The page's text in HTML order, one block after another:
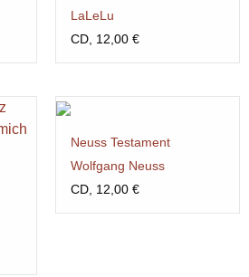
LaLeLu
CD, 12,00 €
Neuss Testament
Wolfgang Neuss
CD, 12,00 €